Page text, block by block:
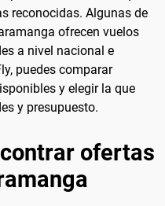
reconocidas. Algunas de
ofrecen vuelos
a nivel nacional e
puedes comparar
y elegir la que
y presupuesto.
ofertas